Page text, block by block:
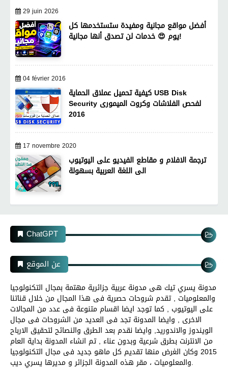
29 juin 2026
أفضل مواقع مجانية ومفيدة ستستخدمها كل
يوم 😍 خدمات لن تصدق أنها مجانية!
04 février 2016
كيفية تحميل عملاق الحماية USB Disk
Security لفحص الفلاشات وكروت الميمورى
2016
17 novembre 2020
ترجمة الافلام و مقاطع الفيديو على اليوتيوب
الى اللغة العربية بسهولة
ChatGPT
عن الموقع
مدونة يسري تيك هى مدونة عربية جزائرية مهتمة بمجال التكنولوجيا
والمعلوميات , تقدم شروحات حصرية فى هذا المجال من خلال قناتنا
على اليوتيوب , كما توجد ايضا اقسام متنوعة فى عدد من المجالات
الاخرى , وايضا المدونة تجد فى العديد من الشروحات فى مجال
الويندوز والاندوريد, وايضا نقدم بعد الطرق والنصائح لتحقيق الارباح
من الانترنت بطرق شرعية وبدون عناء , تم انشاء المدونة بداية العام
2015 وكان الغرض منها تقديم كل ماهو جديد فى مجال التكنولوجيا
والمعلوميات ، مقر هذه المدونة الجزائر و مديرها يسري ديب.